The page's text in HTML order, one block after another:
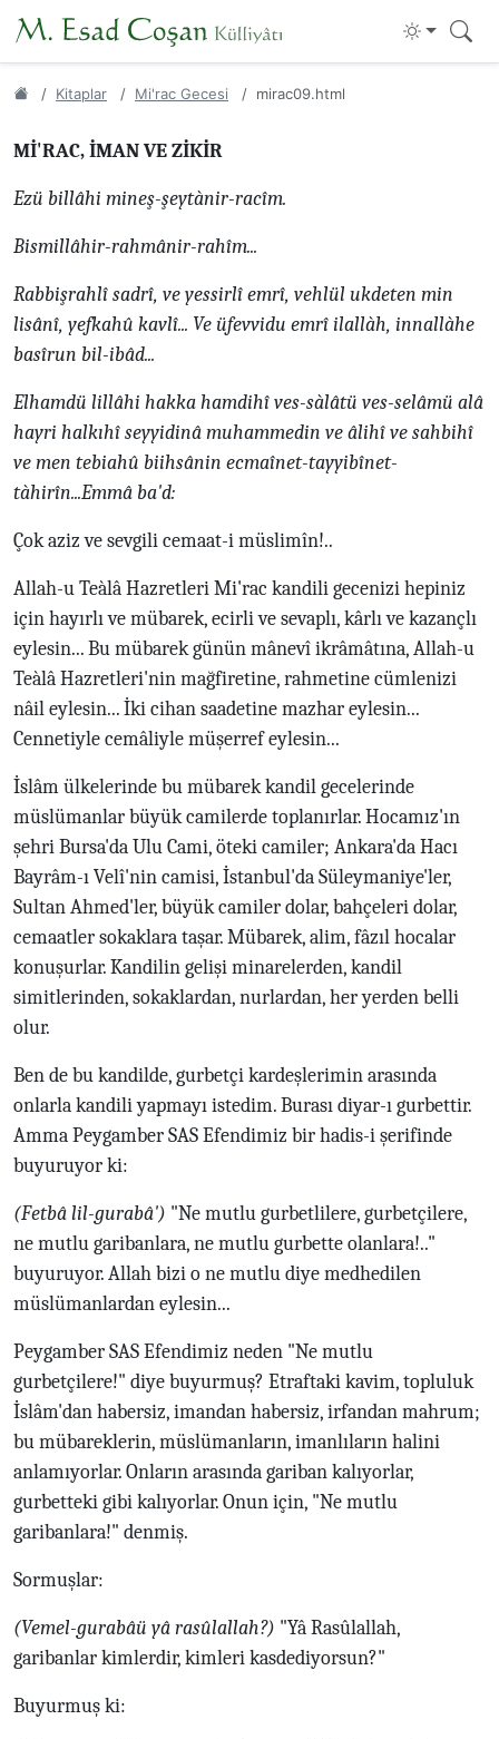
Kitaplar Mi'rac Gecesi mirac09.html
Mİ'RAC, İMAN VE ZİKİR
Ezü billâhi mineş-şeytànir-racîm.
Bismillâhir-rahmânir-rahîm...
Rabbişrahlî sadrî, ve yessirlî emrî, vehlül ukdeten min
lisânî, yefkahû kavlî... Ve üfevvidu emrî ilallàh, innallàhe
basîrun bil-ibâd...
Elhamdü lillâhi hakka hamdihî ves-sàlâtü ves-selâmü alâ
hayri halkıhî seyyidinâ muhammedin ve âlihî ve sahbihî
ve men tebiahû biihsânin ecmaînet-tayyibînet-
tàhirîn...Emmâ ba'd:
Çok aziz ve sevgili cemaat-i müslimîn!..
Allah-u Teàlâ Hazretleri Mi'rac kandili gecenizi hepiniz
için hayırlı ve mübarek, ecirli ve sevaplı, kârlı ve kazançlı
eylesin... Bu mübarek günün mânevî ikrâmâtına, Allah-u
Teàlâ Hazretleri'nin mağfiretine, rahmetine cümlenizi
nâil eylesin... İki cihan saadetine mazhar eylesin...
Cennetiyle cemâliyle müşerref eylesin...
İslâm ülkelerinde bu mübarek kandil gecelerinde
müslümanlar büyük camilerde toplanırlar. Hocamız'ın
şehri Bursa'da Ulu Cami, öteki camiler; Ankara'da Hacı
Bayrâm-ı Velî'nin camisi, İstanbul'da Süleymaniye'ler,
Sultan Ahmed'ler, büyük camiler dolar, bahçeleri dolar,
cemaatler sokaklara taşar. Mübarek, alim, fâzıl hocalar
konuşurlar. Kandilin gelişi minarelerden, kandil
simitlerinden, sokaklardan, nurlardan, her yerden belli
olur.
Ben de bu kandilde, gurbetçi kardeşlerimin arasında
onlarla kandili yapmayı istedim. Burası diyar-ı gurbettir.
Amma Peygamber SAS Efendimiz bir hadis-i şerifinde
buyuruyor ki:
(Fetbâ lil-gurabâ') "Ne mutlu gurbetlilere, gurbetçilere,
ne mutlu garibanlara, ne mutlu gurbette olanlara!.."
buyuruyor. Allah bizi o ne mutlu diye medhedilen
müslümanlardan eylesin...
Peygamber SAS Efendimiz neden "Ne mutlu
gurbetçilere!" diye buyurmuş? Etraftaki kavim, topluluk
İslâm'dan habersiz, imandan habersiz, irfandan mahrum;
bu mübareklerin, müslümanların, imanlıların halini
anlamıyorlar. Onların arasında gariban kalıyorlar,
gurbetteki gibi kalıyorlar. Onun için, "Ne mutlu
garibanlara!" denmiş.
Sormuşlar:
(Vemel-gurabâü yâ rasûlallah?) "Yâ Rasûlallah,
garibanlar kimlerdir, kimleri kasdediyorsun?"
Buyurmuş ki: